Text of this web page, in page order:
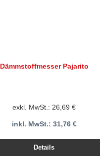
Dämmstoffmesser Pajarito
exkl. MwSt.: 26,69 €
inkl. MwSt.: 31,76 €
Details